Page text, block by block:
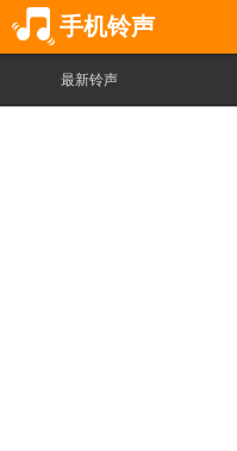
手机铃声
最新铃声